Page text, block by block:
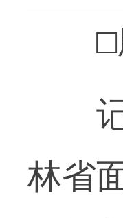
□
记
林省